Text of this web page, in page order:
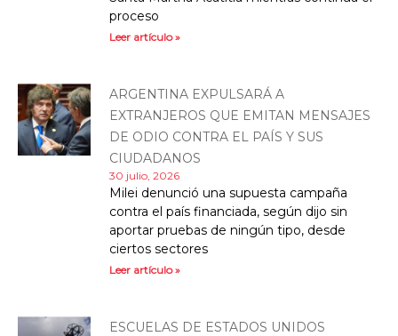
proceso
Leer artículo »
ARGENTINA EXPULSARÁ A
EXTRANJEROS QUE EMITAN MENSAJES
DE ODIO CONTRA EL PAÍS Y SUS
CIUDADANOS
30 julio, 2026
Milei denunció una supuesta campaña
contra el país financiada, según dijo sin
aportar pruebas de ningún tipo, desde
ciertos sectores
Leer artículo »
ESCUELAS DE ESTADOS UNIDOS